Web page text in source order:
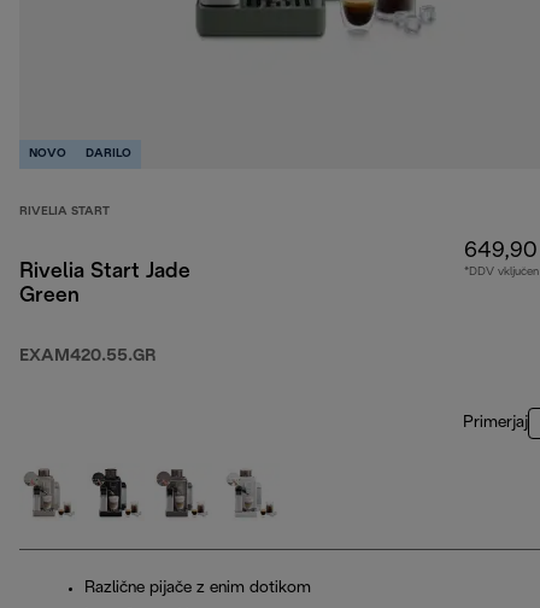
NOVO DARILO
RIVELIA START
Rivelia Start Jade
Green
EXAM420.55.GR
*DDV vključen
Primerjaj
Različne pijače z enim dotikom